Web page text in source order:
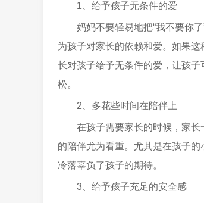
1、给予孩子无条件的爱
妈妈不要轻易地把“我不要你
为孩子对家长的依赖和爱。如果
长对孩子给予无条件的爱，让孩
松。
2、多花些时间在陪伴上
在孩子需要家长的时候，家长
的陪伴尤为看重。尤其是在孩子
冷落辜负了孩子的期待。
3、给予孩子充足的安全感